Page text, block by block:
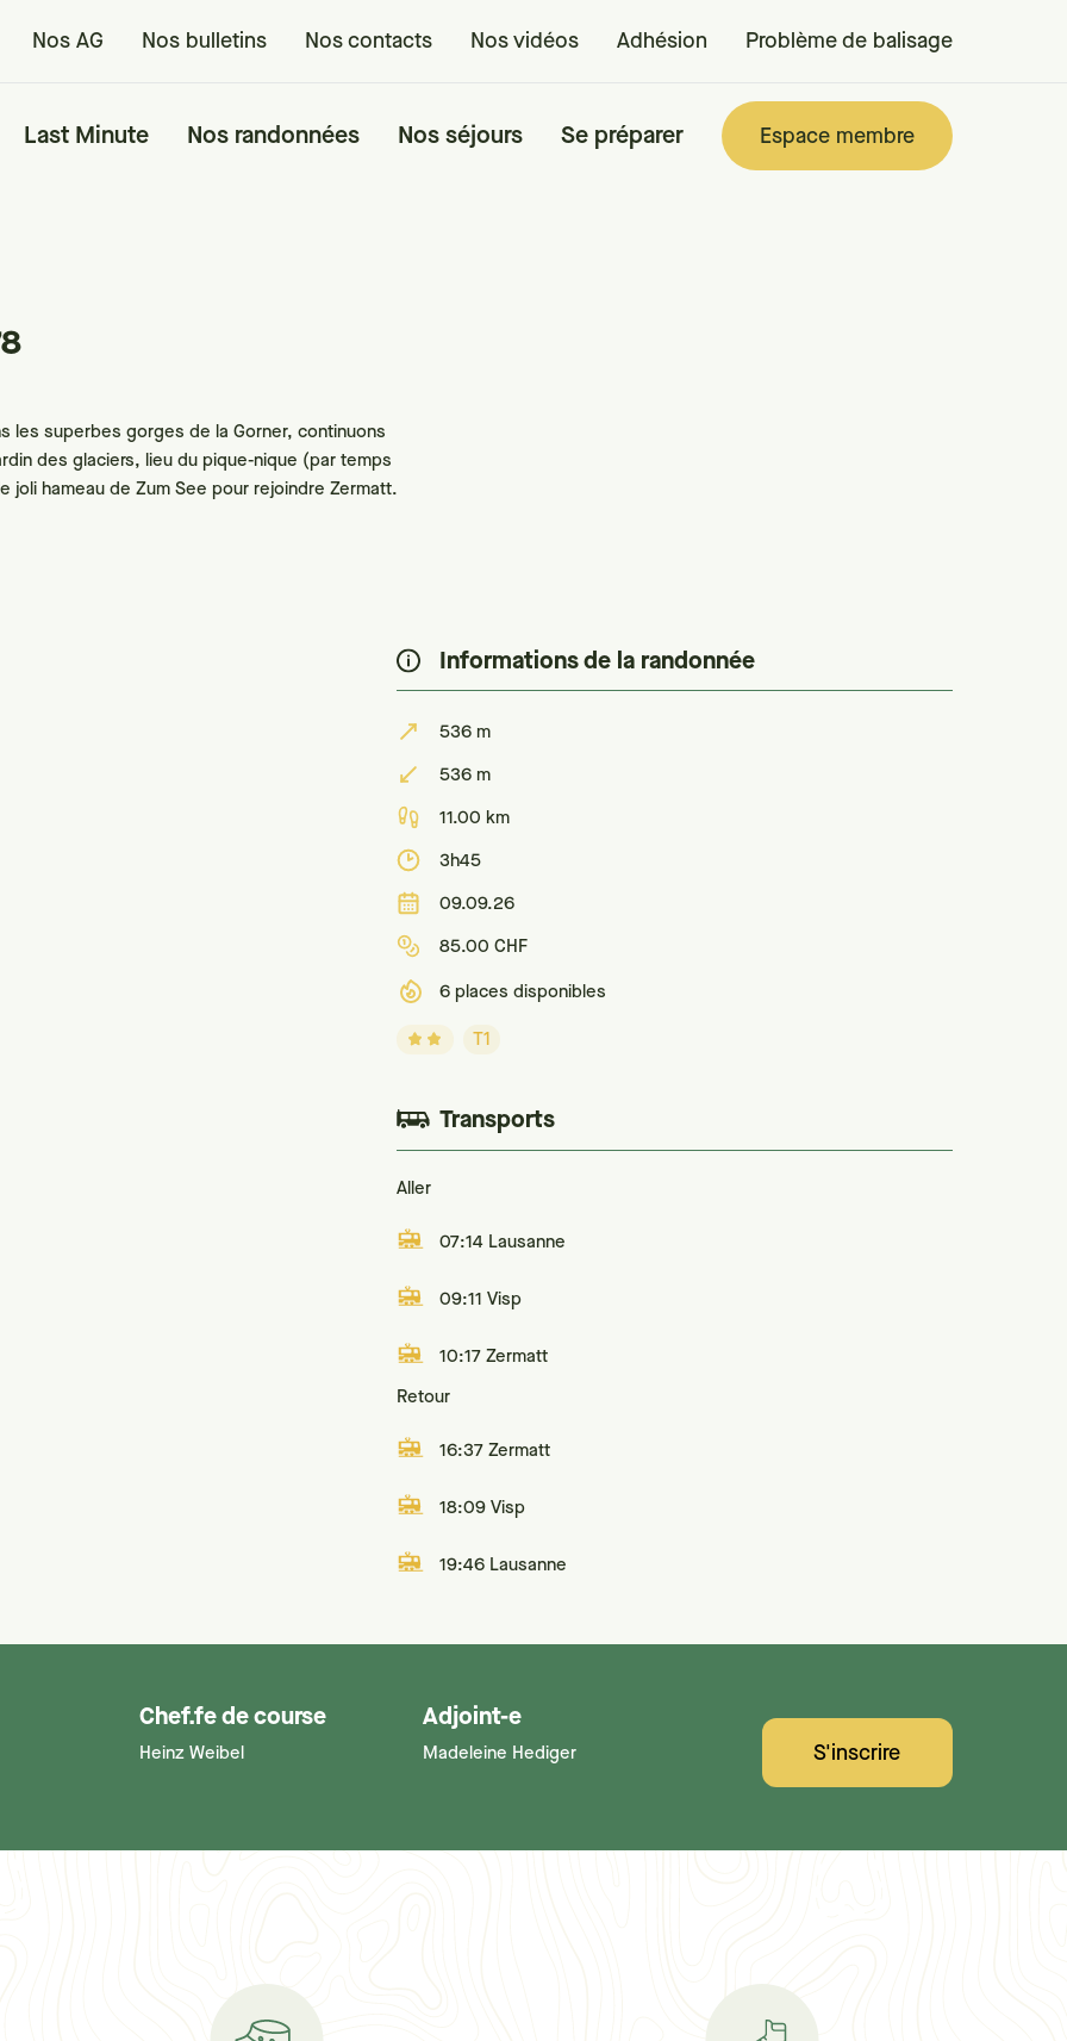
Last Minute Nos randonnées Nos séjours Se préparer
Nos AG Nos bulletins Nos contacts Nos vidéos Adhésion Problème de balisage
Espace membre
les superbes gorges de la Gorner, continuons
des glaciers, lieu du pique-nique (par temps
joli hameau de Zum See pour rejoindre Zermatt.
Informations de la randonnée
536 m
536 m
11.00 km
3h45
09.09.26
85.00 CHF
6 places disponibles
T1
Transports
Aller
07:14 Lausanne
09:11 Visp
10:17 Zermatt
Retour
16:37 Zermatt
18:09 Visp
19:46 Lausanne
Chef.fe de course
Heinz Weibel
Adjoint-e
Madeleine Hediger S'inscrire